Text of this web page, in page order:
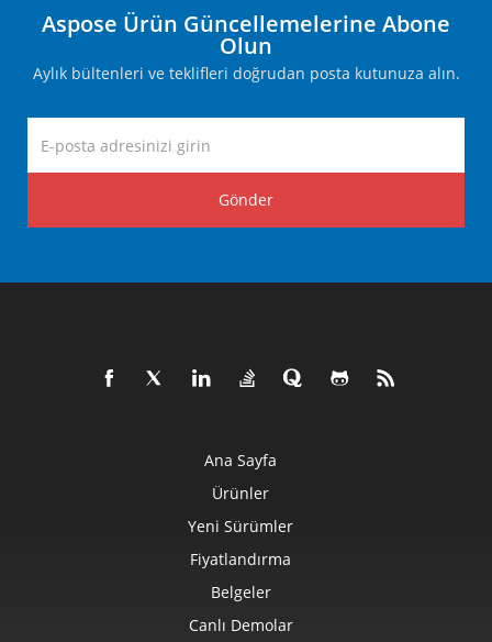
Aspose Ürün Güncellemelerine Abone
Olun
Aylık bültenleri ve teklifleri doğrudan posta kutunuza alın.
Gönder
Ana Sayfa
Ürünler
Yeni Sürümler
Fiyatlandırma
Belgeler
Canlı Demolar